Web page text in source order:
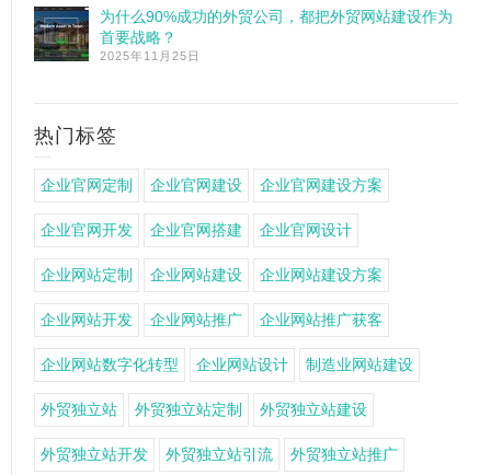
为什么90%成功的外贸公司，都把外贸网站建设作为
首要战略？
2025年11月25日
热门标签
企业官网定制 企业官网建设 企业官网建设方案
企业官网开发 企业官网搭建 企业官网设计
企业网站定制 企业网站建设 企业网站建设方案
企业网站开发 企业网站推广 企业网站推广获客
企业网站数字化转型 企业网站设计 制造业网站建设
外贸独立站 外贸独立站定制 外贸独立站建设
外贸独立站开发 外贸独立站引流 外贸独立站推广